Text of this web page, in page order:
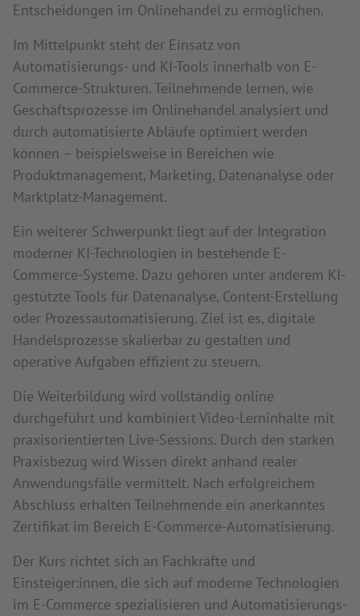
Entscheidungen im Onlinehandel zu ermöglichen.
Im Mittelpunkt steht der Einsatz von
Automatisierungs- und KI-Tools innerhalb von E-
Commerce-Strukturen. Teilnehmende lernen, wie
Geschäftsprozesse im Onlinehandel analysiert und
durch automatisierte Abläufe optimiert werden
können – beispielsweise in Bereichen wie
Produktmanagement, Marketing, Datenanalyse oder
Marktplatz-Management.
Ein weiterer Schwerpunkt liegt auf der Integration
moderner KI-Technologien in bestehende E-
Commerce-Systeme. Dazu gehören unter anderem KI-
gestützte Tools für Datenanalyse, Content-Erstellung
oder Prozessautomatisierung. Ziel ist es, digitale
Handelsprozesse skalierbar zu gestalten und
operative Aufgaben effizient zu steuern.
Die Weiterbildung wird vollständig online
durchgeführt und kombiniert Video-Lerninhalte mit
praxisorientierten Live-Sessions. Durch den starken
Praxisbezug wird Wissen direkt anhand realer
Anwendungsfälle vermittelt. Nach erfolgreichem
Abschluss erhalten Teilnehmende ein anerkanntes
Zertifikat im Bereich E-Commerce-Automatisierung.
Der Kurs richtet sich an Fachkräfte und
Einsteiger:innen, die sich auf moderne Technologien
im E-Commerce spezialisieren und Automatisierungs-